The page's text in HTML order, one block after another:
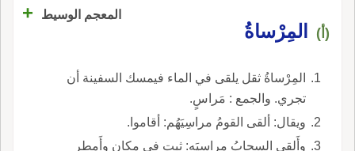
المعجم الوسيط +
(أ) المِرْساةُ
المِرْساةُ ثقل يلقى في الماء فيمسك السفينة أن
تجري. والجمع : مَراسٍ.
ويقال: ألقى القومُ مراسِيَهُم: أقاموا.
وأَلقى السحابُ مراسيَه: ثبت في مكانٍ وأَمطر